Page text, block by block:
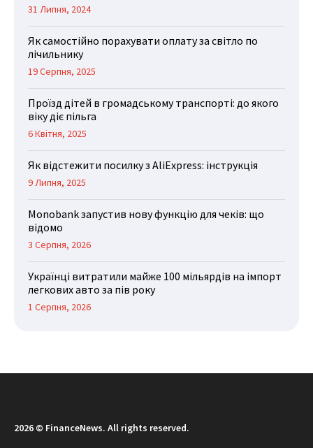
31 Липня, 2024
Як самостійно порахувати оплату за світло по
лічильнику
19 Серпня, 2025
Проїзд дітей в громадському транспорті: до якого
віку діє пільга
6 Квітня, 2025
Як відстежити посилку з AliExpress: інструкція
9 Липня, 2025
Monobank запустив нову функцію для чеків: що
відомо
3 Серпня, 2026
Українці витратили майже 100 мільярдів на імпорт
легкових авто за пів року
1 Серпня, 2026
2026 © FinanceNews. All rights reserved.